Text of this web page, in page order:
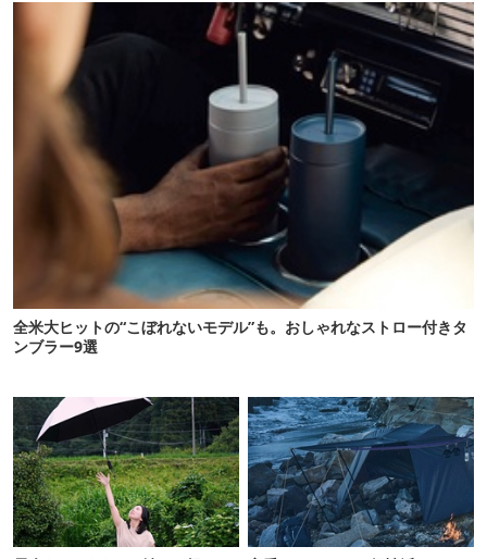
全米大ヒットの“こぼれないモデル”も。おしゃれなストロー付きタ
ンブラー9選